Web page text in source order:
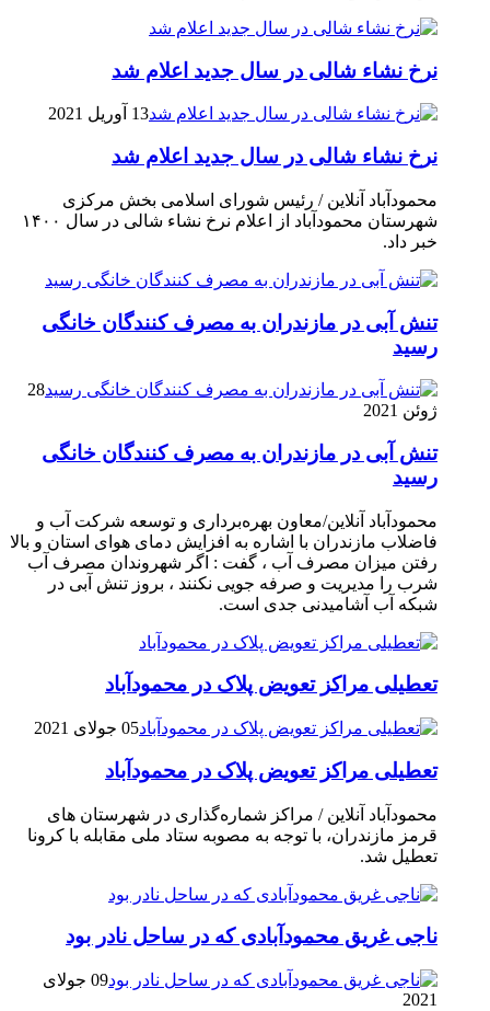
نرخ نشاء شالی در سال جدید اعلام شد
13 آوریل 2021
نرخ نشاء شالی در سال جدید اعلام شد
محمودآباد آنلاین / رئیس شورای اسلامی بخش مرکزی
شهرستان محمودآباد از اعلام نرخ نشاء شالی در سال ۱۴۰۰
خبر داد.
تنش آبی در مازندران به مصرف كنندگان خانگی
رسيد
28
ژوئن 2021
تنش آبی در مازندران به مصرف كنندگان خانگی
رسيد
محمودآباد آنلاین/معاون بهره‌برداری و توسعه شرکت آب و
فاضلاب مازندران با اشاره به افزایش دمای هوای استان و بالا
رفتن میزان مصرف آب ، گفت : اگر شهروندان مصرف آب
شرب را مدیریت و صرفه جویی نکنند ، بروز تنش آبی در
شبکه آب آشامیدنی جدی است.
تعطیلی مراکز تعویض پلاک در محمودآباد
05 جولای 2021
تعطیلی مراکز تعویض پلاک در محمودآباد
محمودآباد آنلاین / مراکز شماره‌گذاری در شهر‌ستان های
قرمز مازندران، با توجه به مصوبه ستاد ملی مقابله با کرونا
تعطیل شد.
ناجی غریق محمودآبادی که در ساحل نادر بود
09 جولای
2021